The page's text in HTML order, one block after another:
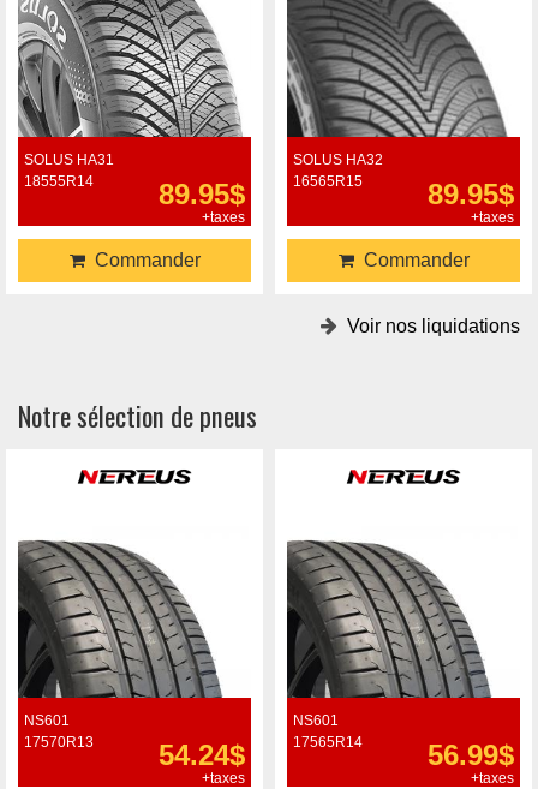
SOLUS HA31
18555R14
89.95$
+taxes
Commander
SOLUS HA32
16565R15
89.95$
+taxes
Commander
Voir nos liquidations
Notre sélection de pneus
NS601
17570R13
54.24$
+taxes
NS601
17565R14
56.99$
+taxes